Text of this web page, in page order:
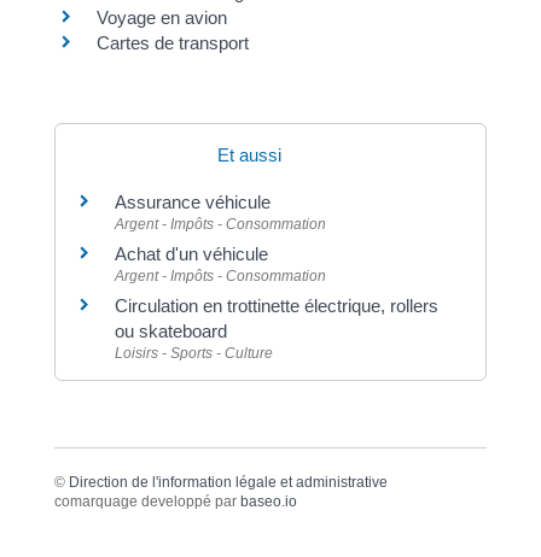
Voyage en avion
Cartes de transport
Et aussi
Assurance véhicule
Argent - Impôts - Consommation
Achat d'un véhicule
Argent - Impôts - Consommation
Circulation en trottinette électrique, rollers
ou skateboard
Loisirs - Sports - Culture
© Direction de l'information légale et administrative
comarquage developpé par baseo.io